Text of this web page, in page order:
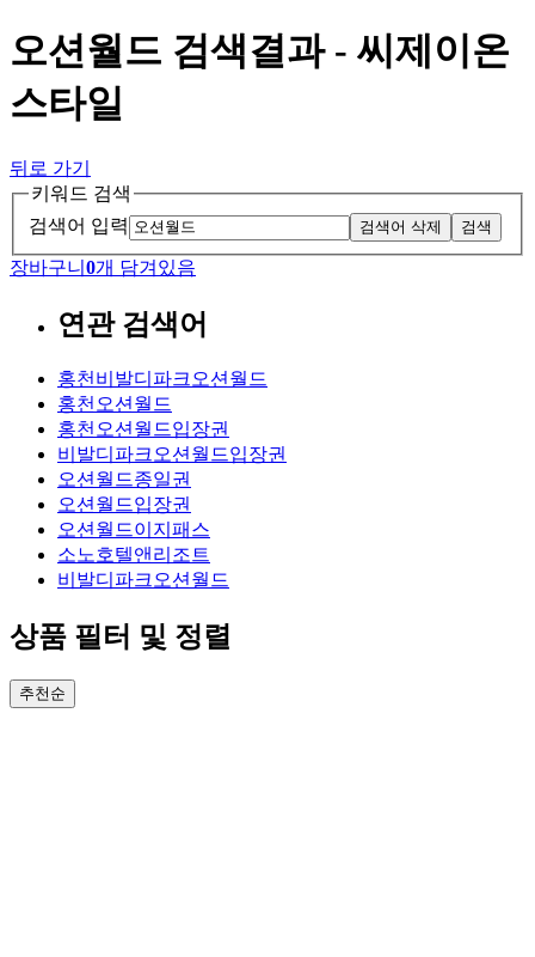
오션월드 검색결과 - 씨제이온
스타일
뒤로 가기
키워드 검색
검색어 입력
검색어 삭제 검색
장바구니 0개 담겨있음
연관 검색어
홍천비발디파크오션월드
홍천오션월드
홍천오션월드입장권
비발디파크오션월드입장권
오션월드종일권
오션월드입장권
오션월드이지패스
소노호텔앤리조트
비발디파크오션월드
상품 필터 및 정렬
추천순